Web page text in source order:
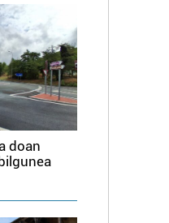
doan